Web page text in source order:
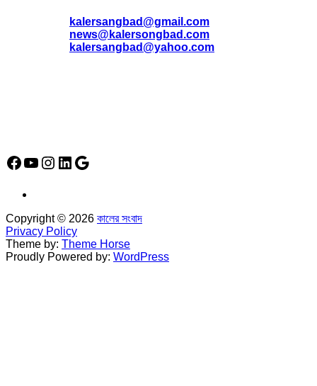
kalersangbad@gmail.com
news@kalersongbad.com
kalersangbad@yahoo.com
Facebook
YouTube
Instagram
LinkedIn
Google
Copyright © 2026 কালের সংবাদ
Privacy Policy
Theme by: Theme Horse
Proudly Powered by: WordPress